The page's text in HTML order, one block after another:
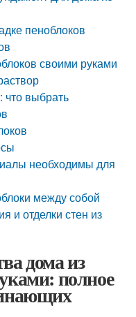
пеноблоков
своими руками
что выбрать
необходимы для
между собой
и отделки стен из
дома из
полное